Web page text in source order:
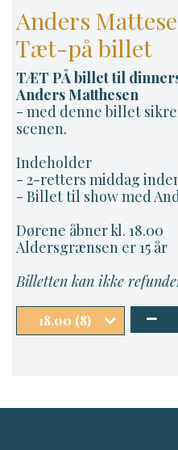
Anders
Tæt-på billet
TÆT PÅ billet til
Anders Matthesen
- med denne billet
scenen.
Indeholder
- 2-retters middag
- Billet til show med
Dørene åbner kl. 18.00
Aldersgrænsen er 15 år
Billetten kan ikke
18.00 (8)